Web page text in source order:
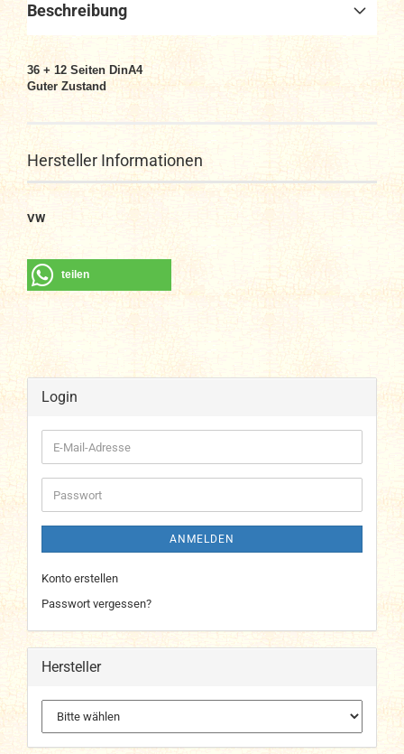
Beschreibung
36 + 12 Seiten DinA4
Guter Zustand
Hersteller Informationen
VW
teilen
Login
E-
Mail-
Adresse
Passwort
ANMELDEN
Konto erstellen
Passwort vergessen?
Hersteller